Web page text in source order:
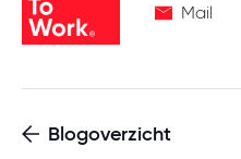
Mail
Blogoverzicht